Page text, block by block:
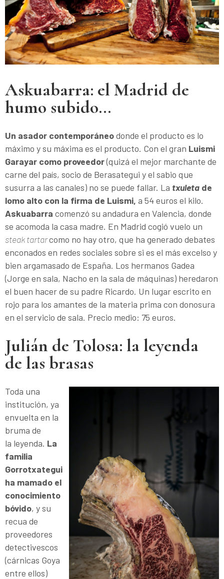
Askuabarra: el Madrid de
humo subido...
Un asador contemporáneodonde el producto es lo
máximo y su máxima es el producto. Con el gran Luismi
Garayar como proveedor(quizá el mejor marchante de
carne del país, socio de Berasategui y el sabio que
susurra a las canales) no se puede fallar. La txuleta de
lomo alto con la firma de Luismi, a 54 euros el kilo.
Askuabarra comenzó su andadura en Valencia, donde
se acomoda la casa madre. En Madrid cogió vuelo un
steak tartarcomo no hay otro, que ha generado debates
enconados en redes sociales sobre si es el más excelso y
bien argamasado de España. Los hermanos Gadea
(Jorge en sala, Nacho en la sala de máquinas) heredaron
el buen hacer de su padre Ricardo. Un lugar escrito en
rojo para los amantes de la materia prima con donosura
en el servicio de sala. Precio medio: 75 euros.
Julián de Tolosa: la leyenda
de las brasas
Toda una
institución, ya
envuelta en la
bruma de
la leyenda. La
familia
Gorrotxategui
ha mamado el
conocimiento
bóvido, y su
recua de
proveedores
detectivescos
(cárnicas Goya
entre ellos)